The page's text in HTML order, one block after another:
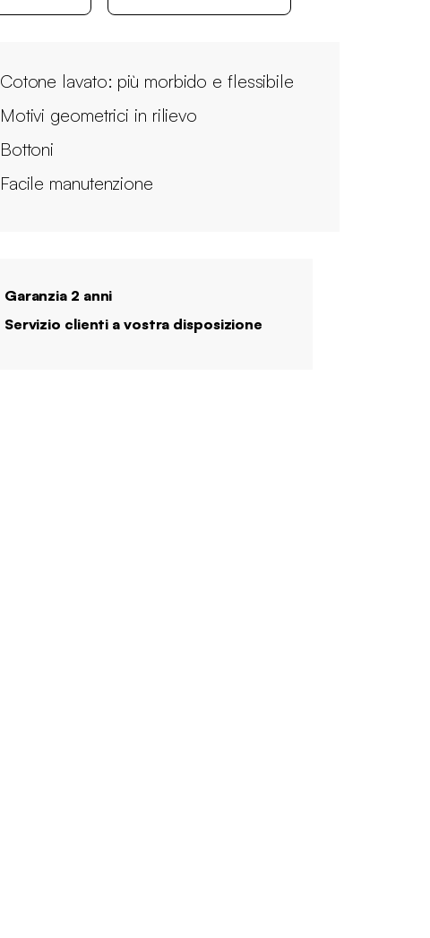
Cotone lavato: più morbido e flessibile
Motivi geometrici in rilievo
Bottoni
Facile manutenzione
Garanzia 2 anni
Servizio clienti a vostra disposizione